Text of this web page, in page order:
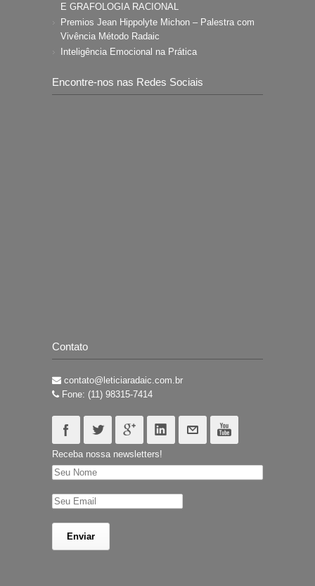
E GRAFOLOGIA RACIONAL
Premios Jean Hippolyte Michon – Palestra com
Vivência Método Radaic
Inteligência Emocional na Prática
Encontre-nos nas Redes Sociais
Contato
contato@leticiaradaic.com.br
Fone: (11) 98315-7414
Receba nossa newsletters!